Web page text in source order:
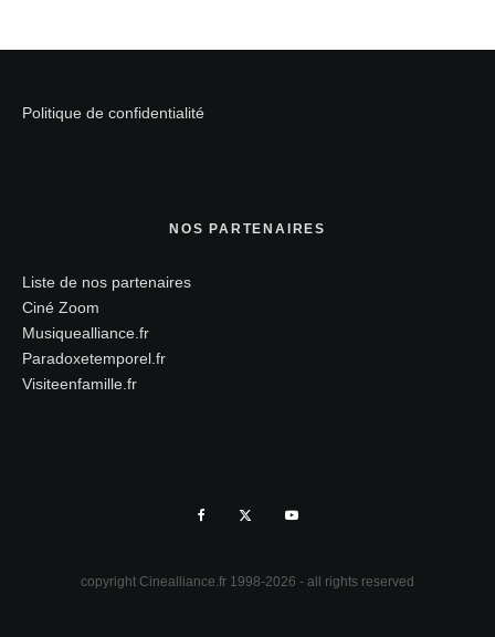
Politique de confidentialité
NOS PARTENAIRES
Liste de nos partenaires
Ciné Zoom
Musiquealliance.fr
Paradoxetemporel.fr
Visiteenfamille.fr
copyright Cinealliance.fr 1998-2026 - all rights reserved